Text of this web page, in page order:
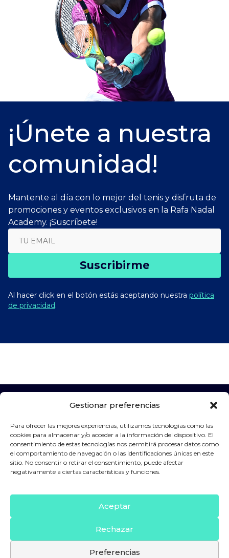
Gestionar preferencias
Para ofrecer las mejores experiencias, utilizamos tecnologías como las
cookies para almacenar y/o acceder a la información del dispositivo. El
consentimiento de estas tecnologías nos permitirá procesar datos como
el comportamiento de navegación o las identificaciones únicas en este
sitio. No consentir o retirar el consentimiento, puede afectar
negativamente a ciertas características y funciones.
Aceptar
Rechazar
Preferencias
¡Únete a nuestra
comunidad!
Mantente al día con lo mejor del tenis y disfruta de
promociones y eventos exclusivos en la Rafa Nadal
Academy. ¡Suscríbete!
Suscribirme
Al hacer click en el botón estás aceptando nuestra política
de privacidad.
Patrocinadores